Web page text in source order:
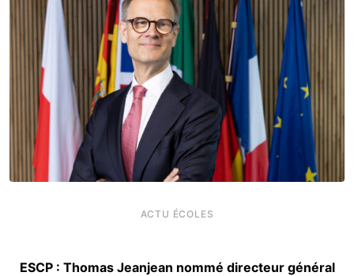
ACTU ÉCOLES
ESCP : Thomas Jeanjean nommé directeur général